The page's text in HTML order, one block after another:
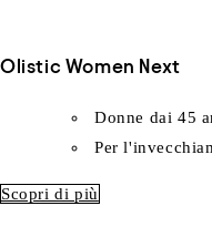
Olistic Women Next
Donne dai 45
Per
Scopri di più